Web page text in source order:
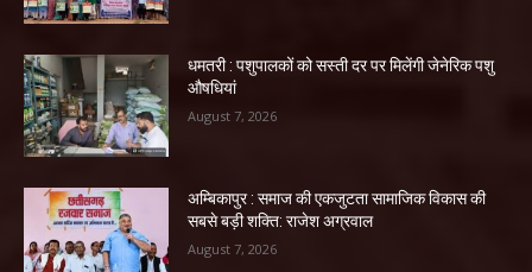
धमतरी : पशुपालकों को सस्ती दर पर मिलेंगी जेनेरिक पशु
औषधियां
August 7, 2026
अम्बिकापुर : समाज की एकजुटता सामाजिक विकास की
सबसे बड़ी शक्ति: राजेश अग्रवाल
August 7, 2026